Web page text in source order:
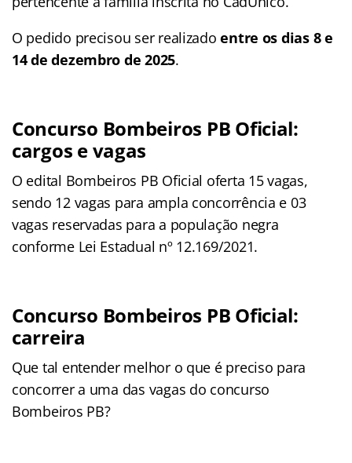
O pedido precisou ser realizadoentre os dias 8 e
14 de dezembro de 2025.
Concurso Bombeiros PB Oficial:
cargos e vagas
O edital Bombeiros PB Oficial oferta 15 vagas,
sendo 12 vagas para ampla concorrência e 03
vagas reservadas para a população negra
conforme Lei Estadual nº 12.169/2021.
Concurso Bombeiros PB Oficial:
carreira
Que tal entender melhor o que é preciso para
concorrer a uma das vagas do concurso
Bombeiros PB?